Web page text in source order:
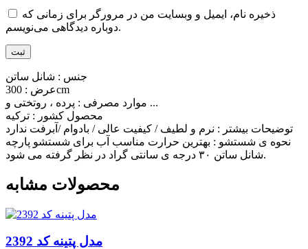
ذخیره نام، ایمیل و وبسایت من در مرورگر برای زمانی که
دوباره دیدگاهی می‌نویسم.
جنس : شانل ساتن
عرض : 300cm
موارد مصرفی : پرده ، روتختی و ...
محصول کشور : ترکیه
توضیحات بیشتر : نرم و لطیف / کیفیت عالی / بادوام /آبرفت ندارد
نحوه ی شستشو : بهترین حرارت مناسب آب برای شستشو پارچه
شانل ساتن ۳۰ درجه ی سانتی گراد در نظر گرفته می شود.
محصولات مشابه
مدل پتینه کد 2392